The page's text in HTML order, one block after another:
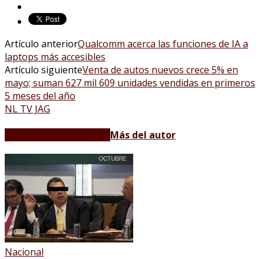
Artículo anteriorQualcomm acerca las funciones de IA a
laptops más accesibles
Artículo siguienteVenta de autos nuevos crece 5% en
mayo; suman 627 mil 609 unidades vendidas en primeros
5 meses del año
NL TV JAG
Más del autor
Nacional